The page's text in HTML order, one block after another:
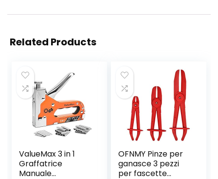
Related Products
ValueMax 3 in 1
Graffatrice
Manuale
OFNMY Pinze per
ganasce 3 pezzi
per fascette